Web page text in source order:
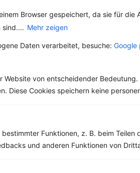
Browser gespeichert, da sie für die
sind.... Mehr zeigen
Daten verarbeitet, besuche: Google
von entscheidender Bedeutung.
Diese Cookies speichern keine
Funktionen, z. B. beim Teilen
und anderen Funktionen von
Rezepte
›
Kalorien: 635 kcal
Fett:
28 g